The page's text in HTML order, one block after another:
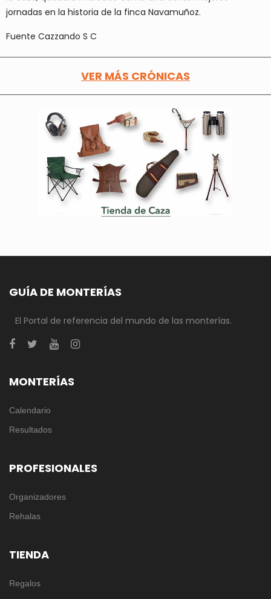
jornadas en la historia de la finca Navamuñoz.
Fuente Cazzando S C
VER MÁS CRÓNICAS
GUÍA DE MONTERÍAS
El Portal de referencia del mundo de las monterías.
MONTERÍAS
Calendario
Resultados
PROFESIONALES
Organizadores
Rehalas
TIENDA
Regalos